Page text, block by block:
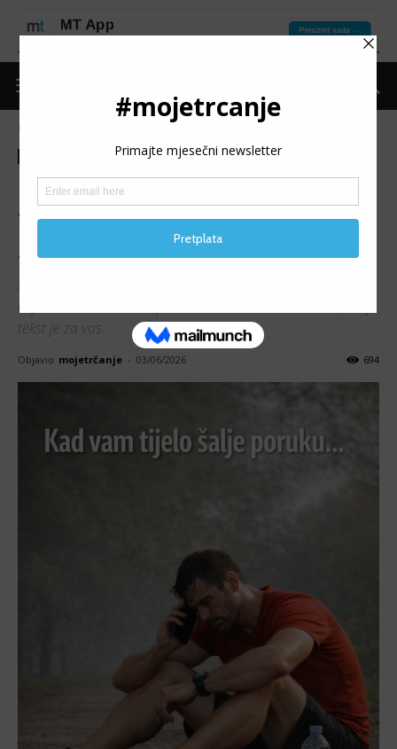
Izdvojeno Put do forme Oporavak
Kad vam tijelo šalje poruku, a
vi se pretvarate da nemate
signal
Ako ste ikada ustali iz kreveta nakon osam sati sna i
osjećali se kao da ste spavali samo dvadeset minuta, ovaj
tekst je za vas.
Objavio mojetrčanje - 03/06/2026 694